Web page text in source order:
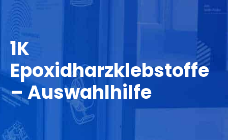
1K
Epoxidharzklebstoffe
– Auswahlhilfe